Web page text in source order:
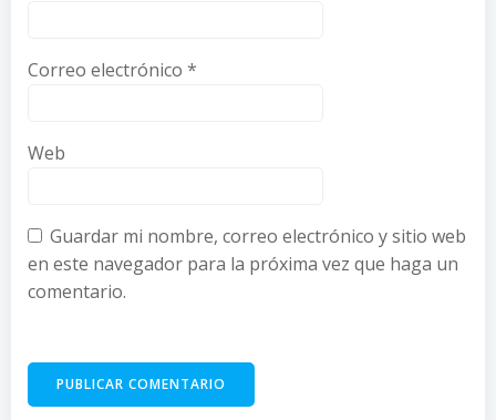
Correo electrónico *
Web
Guardar mi nombre, correo electrónico y sitio web
en este navegador para la próxima vez que haga un
comentario.